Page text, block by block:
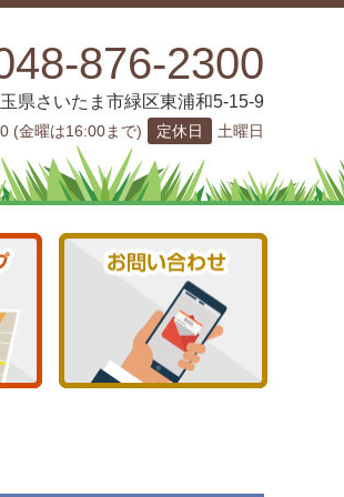
876-2300
県さいたま市緑区東浦和5-15-9
(金曜は16:00まで) 定休日 土曜日